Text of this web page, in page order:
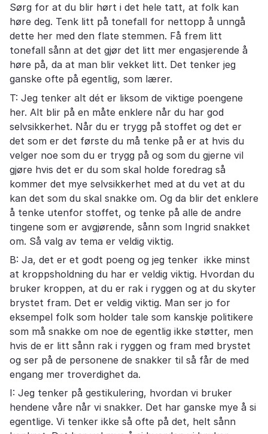
Sørg for at du blir hørt i det hele tatt, at folk kan
høre deg. Tenk litt på tonefall for nettopp å unngå
dette her med den flate stemmen. Få frem litt
tonefall sånn at det gjør det litt mer engasjerende å
høre på, da at man blir vekket litt. Det tenker jeg
ganske ofte på egentlig, som lærer.
T: Jeg tenker alt dét er liksom de viktige poengene
her. Alt blir på en måte enklere når du har god
selvsikkerhet. Når du er trygg på stoffet og det er
det som er det første du må tenke på er at hvis du
velger noe som du er trygg på og som du gjerne vil
gjøre hvis det er du som skal holde foredrag så
kommer det mye selvsikkerhet med at du vet at du
kan det som du skal snakke om. Og da blir det enklere
å tenke utenfor stoffet, og tenke på alle de andre
tingene som er avgjørende, sånn som Ingrid snakket
om. Så valg av tema er veldig viktig.
B: Ja, det er et godt poeng og jeg tenker ikke minst
at kroppsholdning du har er veldig viktig. Hvordan du
bruker kroppen, at du er rak i ryggen og at du skyter
brystet fram. Det er veldig viktig. Man ser jo for
eksempel folk som holder tale som kanskje politikere
som må snakke om noe de egentlig ikke støtter, men
hvis de er litt sånn rak i ryggen og fram med brystet
og ser på de personene de snakker til så får de med
engang mer troverdighet da.
I: Jeg tenker på gestikulering, hvordan vi bruker
hendene våre når vi snakker. Det har ganske mye å si
egentlige. Vi tenker ikke så ofte på det, helt sånn